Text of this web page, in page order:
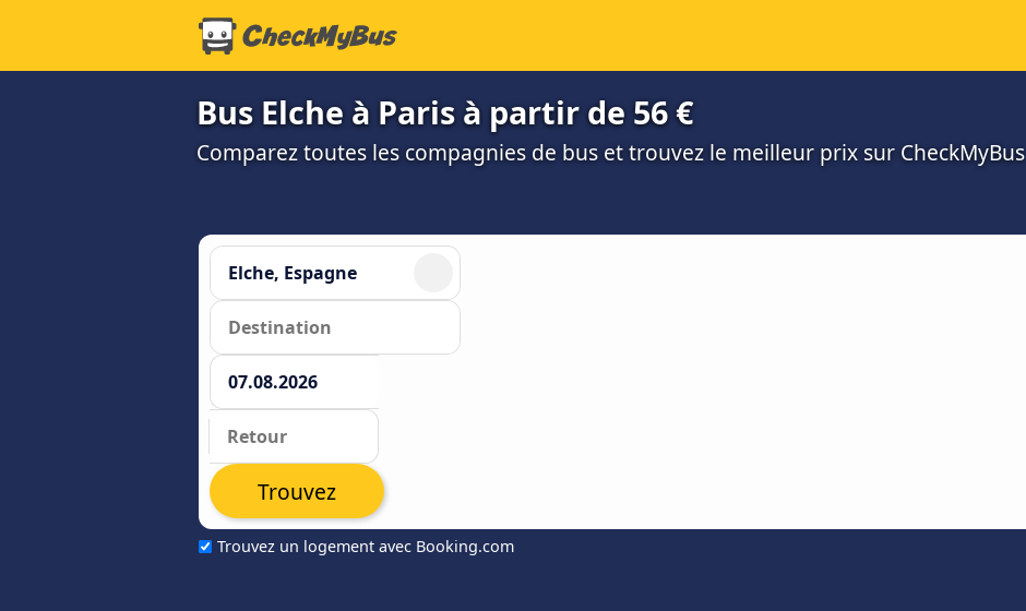
Bus Elche à Paris à partir de 56 €
Comparez toutes les compagnies de bus et trouvez le meilleur prix sur CheckMyBus
Trouvez un logement avec Booking.com
Trouvez